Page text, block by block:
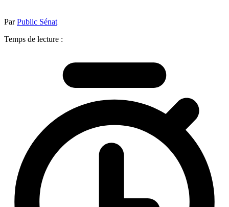
ParPublic Sénat
Temps de lecture :